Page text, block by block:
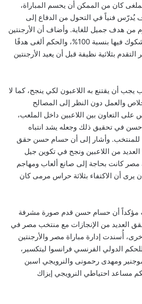
كان من الممكن أن يحسم المباراة،
يُدرّس فنياً في التحول من الدفاع إلى
من هدف جميل للغاية. وأضاف أن الأرجنتين
حققت الفوز بطريقة مشكوك فيها بنسبة 100%، والحكم ألغى هدفًا
بثلاثية نظيفة قبل أن يعيد الأرجنتين
يجب أن يقتنع به اللاعبون لكي ينجح، كما لا
والعمل دون النظر إلى المصالح
التعاون بين اللاعبين داخل الملعب،
في تحقيق ذلك وجعله يشد انتباه
للمنتخب. وأشار إلى أن حسام حسن حقق
من اللاعبين ونجح في تكوين جيل
مصر كانت بحاجة إلى صانع ألعاب ومهاجم
يرى أن الاكتفاء بثلاثة حراس مرمى كان
مؤكداً أن حسام حسن قدم صورة مشرفة
العديد من الإنجازات مع منتخب مصر في
أُسندت إدارة مباراة مصر والأرجنتين
كأس العالم 2026 للحكم الدولي الفرنسي فرانسوا ليتكسير،
ومهدى رحمونى والنرويجي اسبن
مساعد احتياطي النرويجي إيزاك